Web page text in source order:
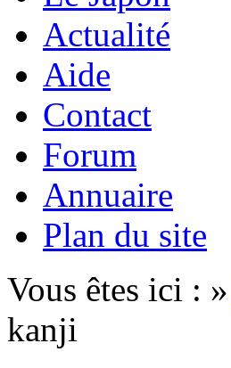
Actualité
Aide
Contact
Forum
Annuaire
Plan du site
Vous êtes ici : »
kanji